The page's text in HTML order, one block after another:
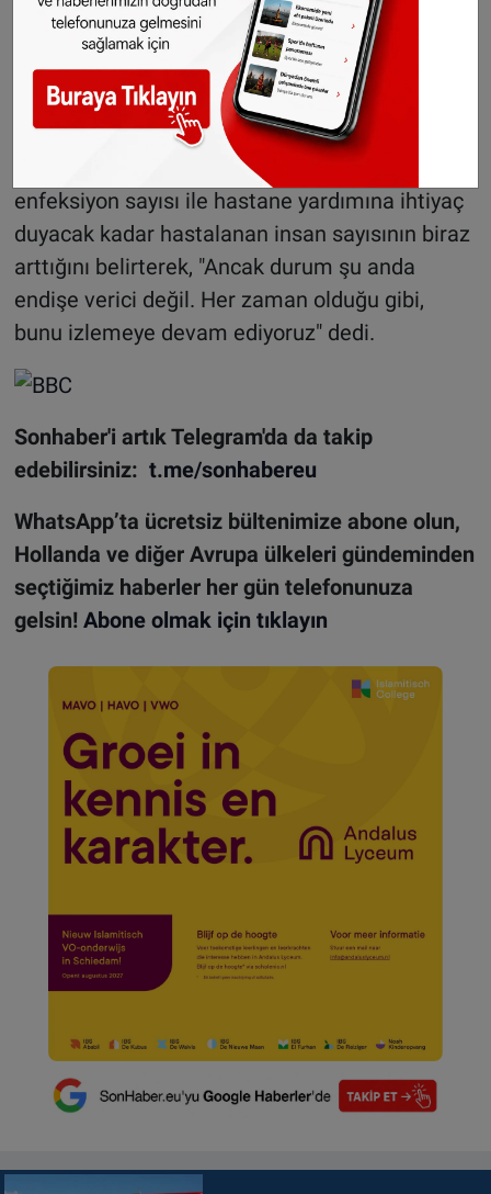
Hollanda Halk Sağlığı ve Çevre Enstitüsü
(RIVM) ise, yaz aylarında yeni bir koronavirüs
salgınının yakın olduğu sonucuna varmak için
henüz çok erken olduğunu bildiriyor.
Hollanda Sağlık Bakanı Ernst Kuipers de,
enfeksiyon sayısı ile hastane yardımına ihtiyaç
duyacak kadar hastalanan insan sayısının biraz
arttığını belirterek, "Ancak durum şu anda
endişe verici değil. Her zaman olduğu gibi,
bunu izlemeye devam ediyoruz" dedi.
Sonhaber'i artık Telegram'da da takip
edebilirsiniz: t.me/sonhabereu
WhatsApp’ta ücretsiz bültenimize abone olun,
Hollanda ve diğer Avrupa ülkeleri gündeminden
seçtiğimiz haberler her gün telefonunuza
gelsin! Abone olmak için tıklayın